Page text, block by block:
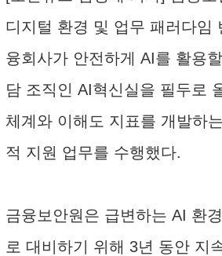
디지털 환경 및 업무 패러다임
융회사가 안전하게 AI를 활용
담 조직인 AI혁신실을 필두로
체계와 이해도 지표를 개발하
적 지원 업무를 수행했다.
금융보안원은 급변하는 AI 환
로 대비하기 위해 3년 동안 지